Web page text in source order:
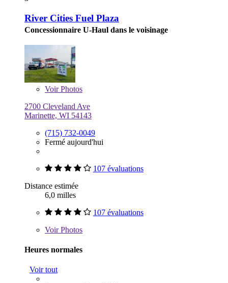
River Cities Fuel Plaza
Concessionnaire U-Haul dans le voisinage
VoirPhotos
2700 Cleveland Ave
Marinette, WI 54143
(715) 732-0049
Fermé aujourd'hui
107 évaluations
Distance estimée
6,0 milles
107 évaluations
VoirPhotos
Heures normales
Voir tout